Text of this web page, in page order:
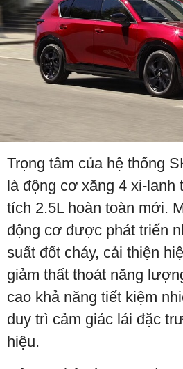
Trọng tâm của hệ thống
là động cơ xăng 4 xi-lanh
tích 2.5L hoàn toàn mới.
động cơ được phát triển
suất đốt cháy, cải thiện
giảm thất thoát năng
cao khả năng tiết kiệm
duy trì cảm giác lái đặc
hiệu.